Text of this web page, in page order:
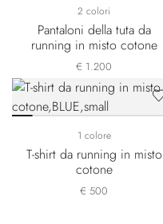
2 colori
Pantaloni della tuta da
running in misto cotone
€ 1.200
1 colore
T-shirt da running in misto
cotone
€ 500